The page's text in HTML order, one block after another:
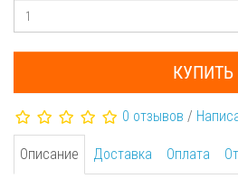
КУПИТЬ
0 отзывов /
Описание Доставка Оплата